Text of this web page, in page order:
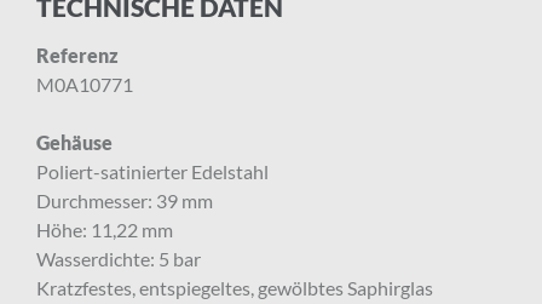
TECHNISCHE DATEN
Referenz
M0A10771
Gehäuse
Poliert-satinierter Edelstahl
Durchmesser: 39 mm
Höhe: 11,22 mm
Wasserdichte: 5 bar
Kratzfestes, entspiegeltes, gewölbtes Saphirglas